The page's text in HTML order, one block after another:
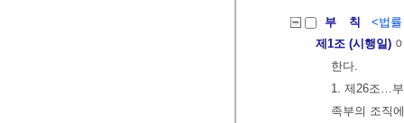
부 칙
<법
제1조 (시행일)
한다.
1. 제26조…
족부의 조직